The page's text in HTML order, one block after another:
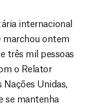
internacional
marchou ontem
três mil pessoas
o Relator
Unidas,
se mantenha